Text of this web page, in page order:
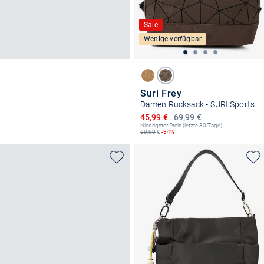
Sale
Wenige verfügbar
Suri Frey
Damen Rucksack - SURI Sports
69,99 €
Ermäßigter Preis
45,99 €
Niedrigster Preis (letzte 30 Tage):
69,99€ -34%